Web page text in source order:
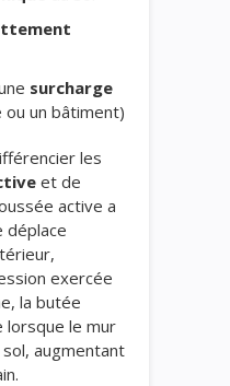
surcharge
ou un bâtiment)
les
et de
active a
déplace
exercée
la butée
lorsque le mur
augmentant